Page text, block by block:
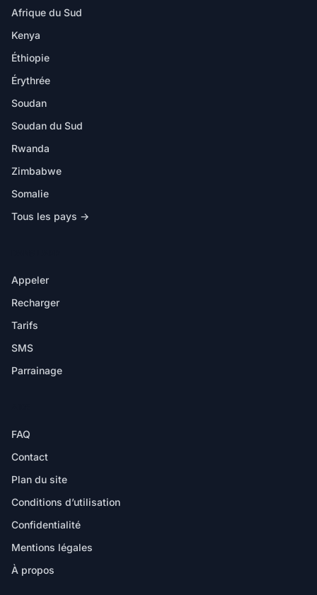
Afrique du Sud
Kenya
Éthiopie
Érythrée
Soudan
Soudan du Sud
Rwanda
Zimbabwe
Somalie
Tous les pays →
Appeler
Recharger
Tarifs
SMS
Parrainage
FAQ
Contact
Plan du site
Conditions d’utilisation
Confidentialité
Mentions légales
À propos